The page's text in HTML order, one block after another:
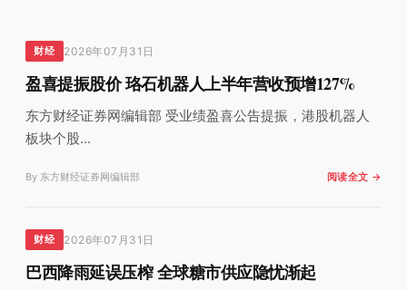
财经 2026年07月31日
盈喜提振股价 珞石机器人上半年营收预增127%
东方财经证券网编辑部 受业绩盈喜公告提振，港股机器人
板块个股...
By 东方财经证券网编辑部 阅读全文 →
财经 2026年07月31日
巴西降雨延误压榨 全球糖市供应隐忧渐起